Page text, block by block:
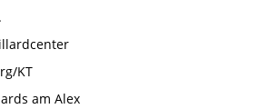
KT
am Alex